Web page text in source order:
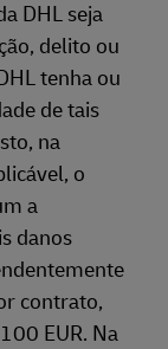
DHL seja
delito ou
tenha ou
de tais
na
o
a
danos
contrato,
EUR. Na